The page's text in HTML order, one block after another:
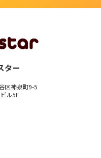
ター
区神泉町9-5
ル5F